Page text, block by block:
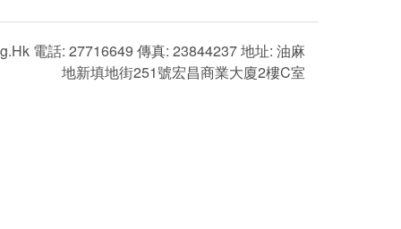
電話: 27716649 傳真: 23844237 地址: 油麻
地新填地街251號宏昌商業大廈2樓C室